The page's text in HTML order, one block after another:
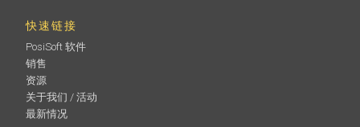
快速链接
PosiSoft 软件
销售
资源
关于我们 / 活动
最新情况